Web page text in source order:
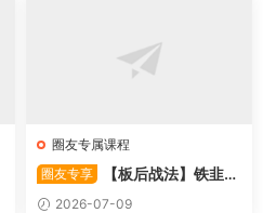
圈友专属课程
圈友专享
【板后战法】铁韭菜
板后强势战法
2026-07-09